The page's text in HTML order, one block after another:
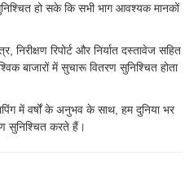
हो सके कि सभी भाग आवश्यक मानकों
निरीक्षण रिपोर्ट और निर्यात दस्तावेज सहित
बाजारों में सुचारू वितरण सुनिश्चित होता
में वर्षों के अनुभव के साथ, हम दुनिया भर
सुनिश्चित करते हैं।